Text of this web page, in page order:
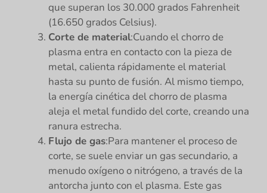
que superan los 30.000 grados Fahrenheit
(16.650 grados Celsius).
Corte de material:Cuando el chorro de
plasma entra en contacto con la pieza de
metal, calienta rápidamente el material
hasta su punto de fusión. Al mismo tiempo,
la energía cinética del chorro de plasma
aleja el metal fundido del corte, creando una
ranura estrecha.
Flujo de gas:Para mantener el proceso de
corte, se suele enviar un gas secundario, a
menudo oxígeno o nitrógeno, a través de la
antorcha junto con el plasma. Este gas